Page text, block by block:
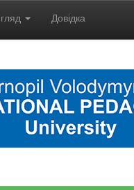
Довідка